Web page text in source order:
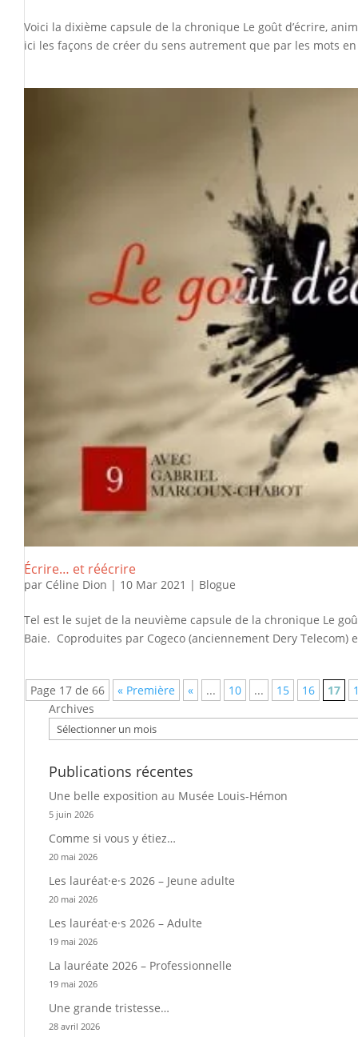
Voici la dixième capsule de la chronique Le goût d’écrire,
ici les façons de créer du sens autrement que par les mots
Écrire… et réécrire
par Céline Dion | 10 Mar 2021 | Blogue
Tel est le sujet de la neuvième capsule de la chronique Le
Baie. Coproduites par Cogeco (anciennement Dery Telecom)
Page 17 de 66 « Première « ... 10 ... 15 16 17
Archives
Publications récentes
Une belle exposition au Musée Louis-Hémon
5 juin 2026
Comme si vous y étiez…
20 mai 2026
Les lauréat·e·s 2026 – Jeune adulte
20 mai 2026
Les lauréat·e·s 2026 – Adulte
19 mai 2026
La lauréate 2026 – Professionnelle
19 mai 2026
Une grande tristesse…
28 avril 2026